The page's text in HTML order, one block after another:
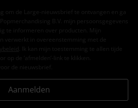
om de Large-nieuwsbrief te ontvangen en ga
B.V. mijn persoonsgegevens
te informeren over producten. Mijn
verwerkt in overeenstemming met de
. Ik kan mijn toestemming te allen tijde
de ‘afmelden’-link te klikken.
de nieuwsbrief.
Aanmelden